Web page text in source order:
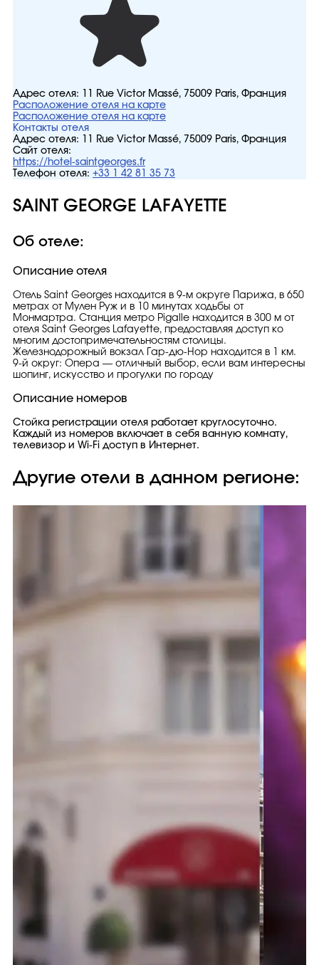
Адрес отеля:
11 Rue Victor Massé, 75009 Paris, Франция
Расположение отеля на карте
Расположение отеля на карте
Контакты отеля
Адрес отеля:
11 Rue Victor Massé, 75009 Paris, Франция
Сайт отеля:
https://hotel-saintgeorges.fr
Телефон отеля: +33 1 42 81 35 73
SAINT GEORGE LAFAYETTE
Об отеле:
Описание отеля
Отель Saint Georges находится в 9-м округе Парижа, в 650
метрах от Мулен Руж и в 10 минутах ходьбы от
Монмартра. Станция метро Pigalle находится в 300 м от
отеля Saint Georges Lafayette, предоставляя доступ ко
многим достопримечательностям столицы.
Железнодорожный вокзал Гар-дю-Нор находится в 1 км.
9-й округ: Опера — отличный выбор, если вам интересны
шопинг, искусство и прогулки по городу
Описание номеров
Стойка регистрации отеля работает круглосуточно.
Каждый из номеров включает в себя ванную комнату,
телевизор и Wi-Fi доступ в Интернет.
Другие отели в данном регионе: